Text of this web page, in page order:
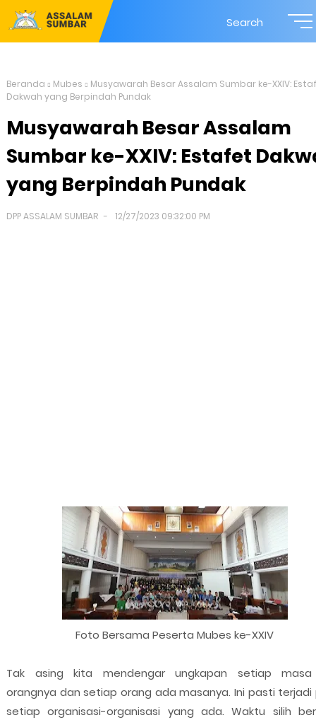
Search
Beranda Mubes
Musyawarah Besar Assalam Sumbar ke-XXIV:
Dakwah yang Berpindah Pundak
Musyawarah Besar Assalam
Sumbar ke-XXIV: Estafet
yang Berpindah Pundak
DPP ASSALAM SUMBAR 12/27/2023 09:32:00 PM
Foto Bersama Peserta Mubes ke-XXIV
Tak asing kita mendengar ungkapan setiap
orangnya dan setiap orang ada masanya. Ini pasti
setiap organisasi-organisasi yang ada. Waktu silih